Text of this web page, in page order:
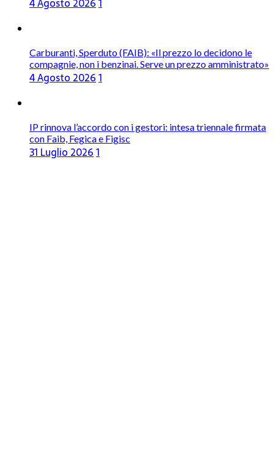
Carburanti, Sperduto (FAIB): «Il prezzo lo decidono le
compagnie, non i benzinai. Serve un prezzo amministrato»
4 Agosto 20261
IP rinnova l’accordo con i gestori: intesa triennale firmata
con Faib, Fegica e Figisc
31 Luglio 20261